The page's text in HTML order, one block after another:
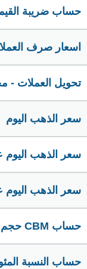
حساب ضريبة
اسعار صرف
تحويل العملات -
سعر الذهب اليوم
سعر الذهب اليوم عيار 21
سعر الذهب اليوم عيار 24
حساب CBM حجم الشحنة التجارية
حساب النسبة